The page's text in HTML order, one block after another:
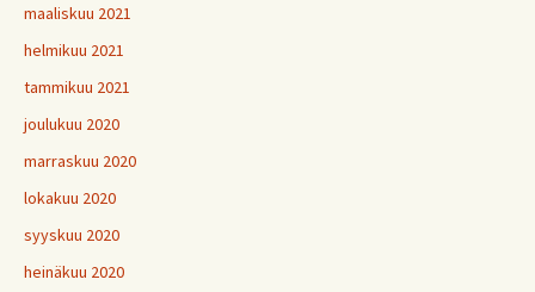
maaliskuu 2021
helmikuu 2021
tammikuu 2021
joulukuu 2020
marraskuu 2020
lokakuu 2020
syyskuu 2020
heinäkuu 2020